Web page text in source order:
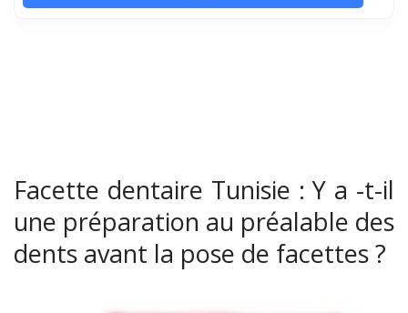
Facette dentaire Tunisie : Y a -t-il
une préparation au préalable des
dents avant la pose de facettes ?